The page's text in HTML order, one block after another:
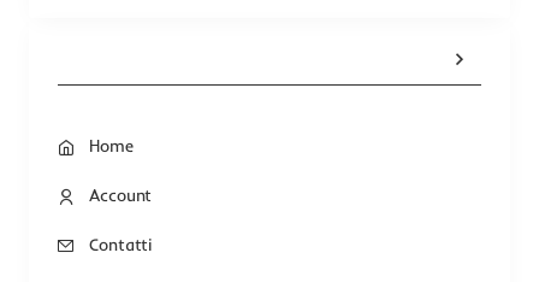
Home
Account
Contatti